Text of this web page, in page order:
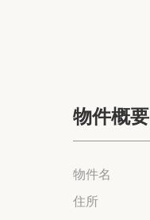
物件概要
物件名
住所